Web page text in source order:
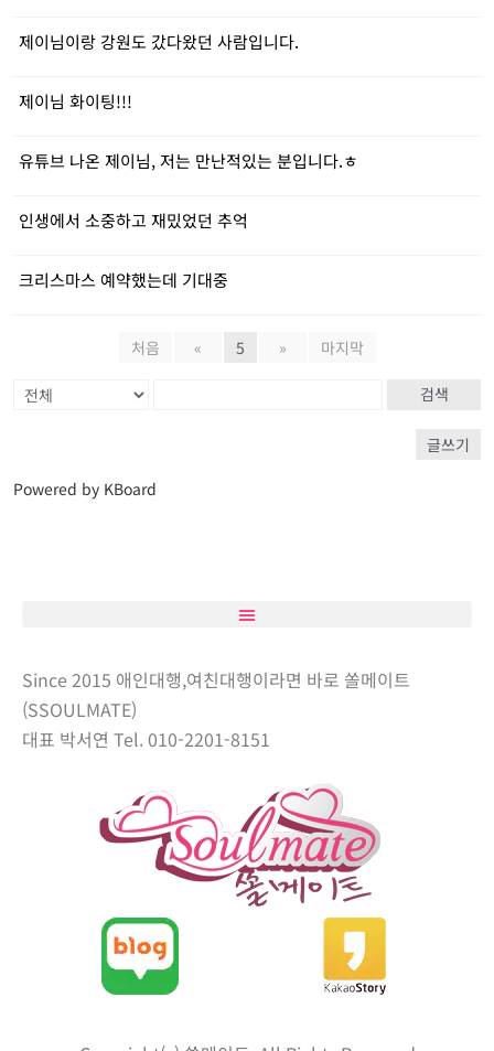
제이님이랑 강원도 갔다왔던 사람입니다.
제이님 화이팅!!!
유튜브 나온 제이님, 저는 만난적있는 분입니다.ㅎ
인생에서 소중하고 재밌었던 추억
크리스마스 예약했는데 기대중
처음 « 5 » 마지막
검색
글쓰기
Powered by KBoard
Since 2015 애인대행,여친대행이라면 바로 쏠메이트
(SSOULMATE)
대표 박서연 Tel. 010-2201-8151